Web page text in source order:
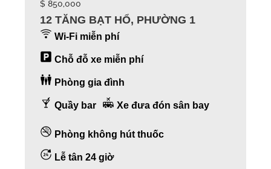
$ 850,000
12 TĂNG BẠT HỔ, PHƯỜNG 1
Wi-Fi miễn phí
Chỗ đỗ xe miễn phí
Phòng gia đình
Xe đưa đón sân bay
Quầy bar
Phòng không hút thuốc
Lễ tân 24 giờ